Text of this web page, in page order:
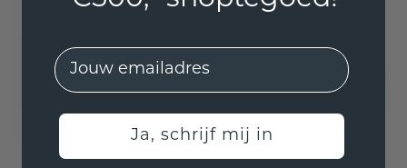
EMail
Ja, schrijf mij in